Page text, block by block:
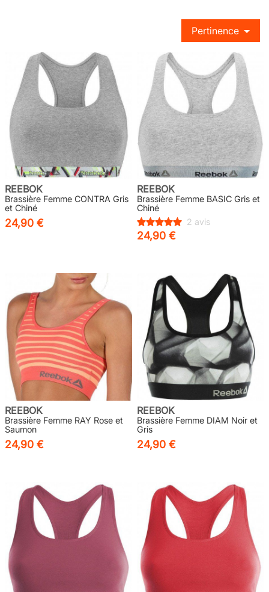
Pertinence
REEBOK
Brassière Femme CONTRA Gris
et Chiné
24,90 €
REEBOK
Brassière Femme BASIC Gris et
Chiné
2 avis
24,90 €
REEBOK
Brassière Femme RAY Rose et
Saumon
24,90 €
REEBOK
Brassière Femme DIAM Noir et
Gris
24,90 €